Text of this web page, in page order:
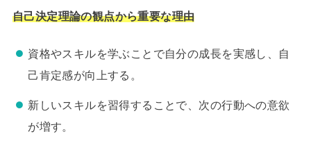
自己決定理論の観点から重要な理由
資格やスキルを学ぶことで自分の成長を実感し、自
己肯定感が向上する。
新しいスキルを習得することで、次の行動への意欲
が増す。